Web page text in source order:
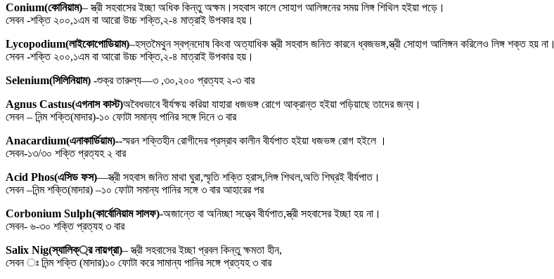
Conium(কোনিয়াম)– স্ত্রী সহবাসের ইচ্ছা অধিক কিন্তু অক্ষম।সহবাস কালে সোহাগ আলিঙ্গনের সময় লিঙ্গ শিথিল হইয়া পড়ে।
সেবন -শক্তি ২০০,১এম বা আরো উচ্চ শক্তি,২-৪ মাত্রাই উপকার হয়।
Lycopodium(লাইকোপোডিয়াম)–হস্তমৈথুন স্বপ্নদোষ কিংবা অত্যাধিক স্ত্রী সহবাস জনিত কারনে ধ্বজভঙ্গ,স্ত্রী সোহাগ আলিঙ্গন করিলেও লিঙ্গ শক্ত হয় না।
সেবন -শক্তি ২০০,১এম বা আরো উচ্চ শক্তি,২-৪ মাত্রাই উপকার হয়।
Selenium(সিলিনিয়াম) -শুক্র তারুল্য—৩ ,৩০,২০০ প্রত্যহ ২-৩ বার
Agnus Castus(এগনাস কাস্ট)অবৈধভাবে বীর্যক্ষয় করিয়া যাহারা ধজভঙ্গ রোগে আক্রান্ত হইয়া পড়িয়াছে তাদের জন্য।
সেবন – নিন্ম শক্তি(মাদার)-১০ ফোটা সমান্য পানির সঙ্গে দিনে ৩ বার
Anacardium(এনাকার্ডিয়াম)--স্মরন শক্তিহীন রোগীদের প্রস্রাব কালীন বীর্যপাত হইয়া ধজভঙ্গ রোগ হইলে ।
সেবন-১৩/৩০ শক্তি প্রত্যহ ২ বার
Acid Phos(এসিড ফস)––স্ত্রী সহবাস জনিত মাথা ঘুরা,স্মৃতি শক্তি হ্রাস,লিঙ্গ শিথল,অতি শিঘ্রই বীর্যপাত।
সেবন –নিন্ম শক্তি(মাদার) –১০ ফোটা সমান্য পানির সঙ্গে ৩ বার আহারের পর
Corbonium Sulph(কার্বোনিয়াম সালফ)-অজান্তে বা অনিচ্ছা সত্ত্বে বীর্যপাত,স্ত্রী সহবাসের ইচ্ছা হয় না।
সেবন- ৬-৩০ শক্তি প্রত্যহ ৩ বার
Salix Nig(স্যালিক্্র নায়গ্রা)– স্ত্রী সহবাসের ইচ্ছা প্রবল কিন্তু ক্ষমতা হীন,
সেবন ঃ নিন্ম শক্তি (মাদার)১০ ফোটা করে সামান্য পানির সঙ্গে প্রত্যহ ৩ বার